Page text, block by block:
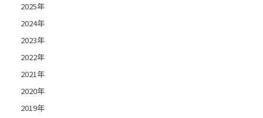
2025年
2024年
2023年
2022年
2021年
2020年
2019年